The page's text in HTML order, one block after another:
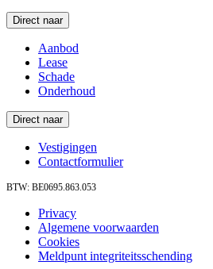
Direct naar
Aanbod
Lease
Schade
Onderhoud
Direct naar
Vestigingen
Contactformulier
BTW: BE0695.863.053
Privacy
Algemene voorwaarden
Cookies
Meldpunt integriteitsschending